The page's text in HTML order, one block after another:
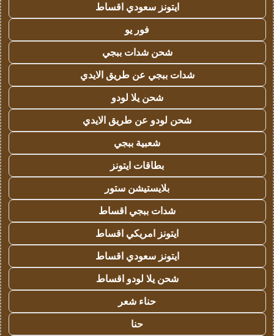
ايتونز سعودي اقساط
فور يو
شحن شدات ببجي
شدات ببجي عن طريق الايدي
شحن يلا لودو
شحن لودو عن طريق الايدي
شعبية ببجي
بطاقات ايتونز
بلايستيشن ستور
شدات ببجي اقساط
ايتونز امريكي اقساط
ايتونز سعودي اقساط
شحن يلا لودو اقساط
حناء شعر
حنا